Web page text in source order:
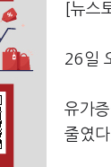
[뉴스
26일
유가
줄였